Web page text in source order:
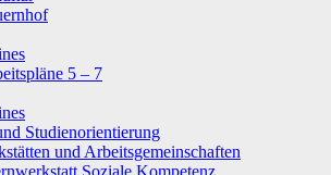
5 – 7
Studienorientierung
und Arbeitsgemeinschaften
Soziale Kompetenz